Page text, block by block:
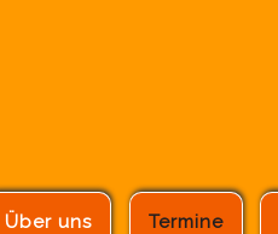
Über uns Termine